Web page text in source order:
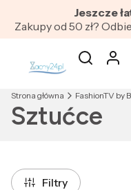
Jeszcze
Zakupy od 50 zł?
Otwórz
Szukaj
Strona główna FashionTV by
Sztućce
Filtry